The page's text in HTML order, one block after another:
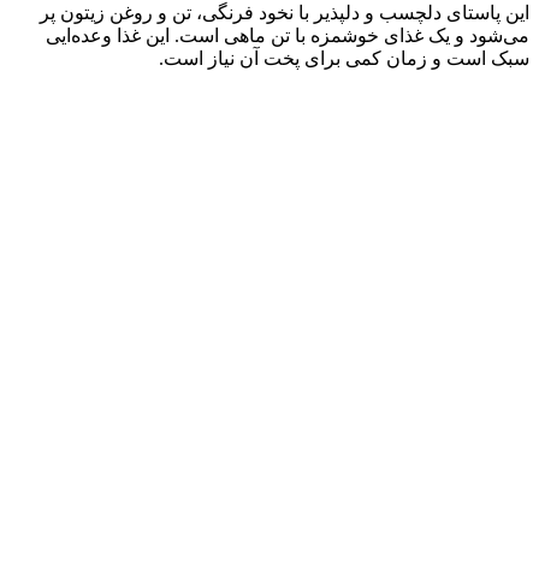
این پاستای دلچسب و دلپذیر با نخود فرنگی، تن و روغن زیتون پر
می‌شود و یک غذای خوشمزه با تن ماهی است. این غذا وعده‌ایی
سبک است و زمان کمی برای پخت آن نیاز است.